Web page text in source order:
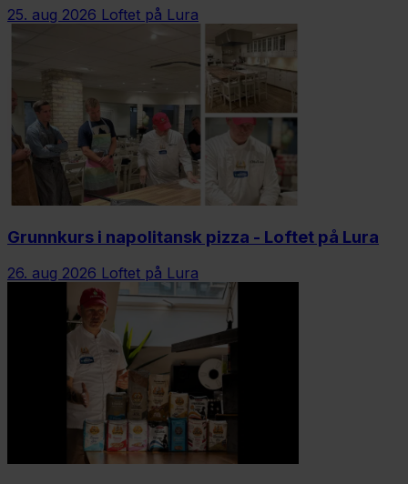
25. aug 2026 Loftet på Lura
Grunnkurs i napolitansk pizza - Loftet på Lura
26. aug 2026 Loftet på Lura